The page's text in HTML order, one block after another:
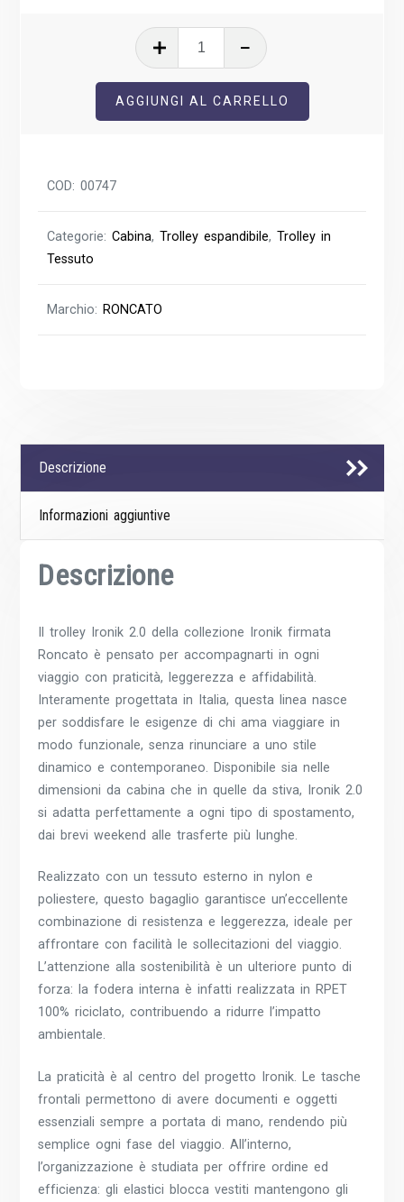
Trolley
Espandibile
AGGIUNGI AL CARRELLO
COD:00747
Categorie:Cabina,Trolley espandibile,Trolley in
Tessuto
Marchio: RONCATO
Descrizione
Informazioni aggiuntive
Descrizione
Il trolley Ironik 2.0 della collezione Ironik firmata
Roncato è pensato per accompagnarti in ogni
viaggio con praticità, leggerezza e affidabilità.
Interamente progettata in Italia, questa linea nasce
per soddisfare le esigenze di chi ama viaggiare in
modo funzionale, senza rinunciare a uno stile
dinamico e contemporaneo. Disponibile sia nelle
dimensioni da cabina che in quelle da stiva, Ironik 2.0
si adatta perfettamente a ogni tipo di spostamento,
dai brevi weekend alle trasferte più lunghe.
Realizzato con un tessuto esterno in nylon e
poliestere, questo bagaglio garantisce un’eccellente
combinazione di resistenza e leggerezza, ideale per
affrontare con facilità le sollecitazioni del viaggio.
L’attenzione alla sostenibilità è un ulteriore punto di
forza: la fodera interna è infatti realizzata in RPET
100% riciclato, contribuendo a ridurre l’impatto
ambientale.
La praticità è al centro del progetto Ironik. Le tasche
frontali permettono di avere documenti e oggetti
essenziali sempre a portata di mano, rendendo più
semplice ogni fase del viaggio. All’interno,
l’organizzazione è studiata per offrire ordine ed
efficienza: gli elastici blocca vestiti mantengono gli